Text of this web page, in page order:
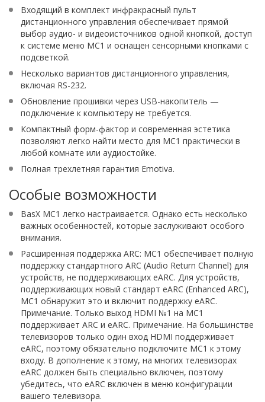
Входящий в комплект инфракрасный пульт
дистанционного управления обеспечивает прямой
выбор аудио- и видеоисточников одной кнопкой, доступ
к системе меню MC1 и оснащен сенсорными кнопками с
подсветкой.
Несколько вариантов дистанционного управления,
включая RS-232.
Обновление прошивки через USB-накопитель —
подключение к компьютеру не требуется.
Компактный форм-фактор и современная эстетика
позволяют легко найти место для MC1 практически в
любой комнате или аудиостойке.
Полная трехлетняя гарантия Emotiva.
Особые возможности
BasX MC1 легко настраивается. Однако есть несколько
важных особенностей, которые заслуживают особого
внимания.
Расширенная поддержка ARC: MC1 обеспечивает полную
поддержку стандартного ARC (Audio Return Channel) для
устройств, не поддерживающих eARC. Для устройств,
поддерживающих новый стандарт eARC (Enhanced ARC),
MC1 обнаружит это и включит поддержку eARC.
Примечание. Только выход HDMI №1 на MC1
поддерживает ARC и eARC. Примечание. На большинстве
телевизоров только один вход HDMI поддерживает
eARC, поэтому обязательно подключите MC1 к этому
входу. В дополнение к этому, на многих телевизорах
eARC должен быть специально включен, поэтому
убедитесь, что eARC включен в меню конфигурации
вашего телевизора.